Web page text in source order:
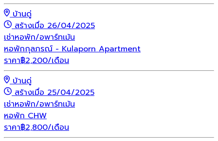
บ้านดู่
สร้างเมื่อ 26/04/2025
เช่าหอพัก/อพาร์ทเม้น
หอพักกุลภรณ์ - Kulaporn Apartment
ราคา฿2,200/เดือน
บ้านดู่
สร้างเมื่อ 25/04/2025
เช่าหอพัก/อพาร์ทเม้น
หอพัก CHW
ราคา฿2,800/เดือน